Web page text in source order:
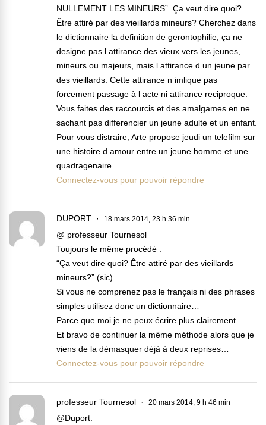
NULLEMENT LES MINEURS”. Ça veut dire quoi?
Être attiré par des vieillards mineurs? Cherchez dans
le dictionnaire la definition de gerontophilie, ça ne
designe pas l attirance des vieux vers les jeunes,
mineurs ou majeurs, mais l attirance d un jeune par
des vieillards. Cette attirance n imlique pas
forcement passage à l acte ni attirance reciproque.
Vous faites des raccourcis et des amalgames en ne
sachant pas differencier un jeune adulte et un enfant.
Pour vous distraire, Arte propose jeudi un telefilm sur
une histoire d amour entre un jeune homme et une
quadragenaire.
Connectez-vous pour pouvoir répondre
DUPORT 18 mars 2014, 23 h 36 min
@ professeur Tournesol
Toujours le même procédé :
“Ça veut dire quoi? Être attiré par des vieillards
mineurs?” (sic)
Si vous ne comprenez pas le français ni des phrases
simples utilisez donc un dictionnaire…
Parce que moi je ne peux écrire plus clairement.
Et bravo de continuer la même méthode alors que je
viens de la démasquer déjà à deux reprises…
Connectez-vous pour pouvoir répondre
professeur Tournesol 20 mars 2014, 9 h 46 min
@Duport.